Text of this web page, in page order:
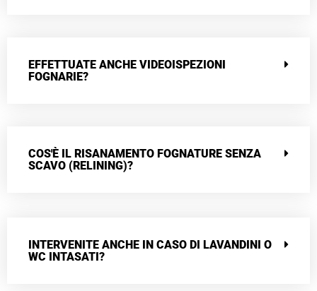
EFFETTUATE ANCHE VIDEOISPEZIONI
FOGNARIE?
COS'È IL RISANAMENTO FOGNATURE SENZA
SCAVO (RELINING)?
INTERVENITE ANCHE IN CASO DI LAVANDINI O
WC INTASATI?